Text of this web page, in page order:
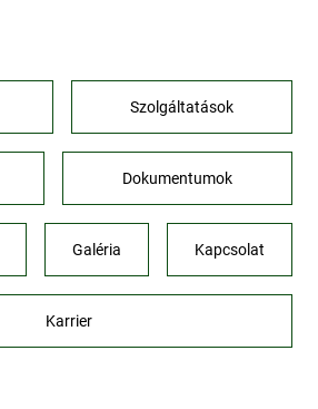
Szolgáltatások
Dokumentumok
Galéria Kapcsolat
Karrier